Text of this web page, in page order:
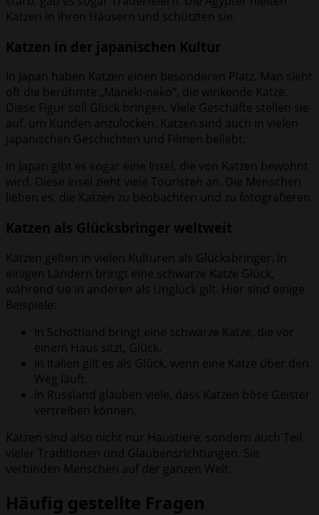
Katzen in ihren Häusern und schützten sie.
Katzen in der japanischen Kultur
In Japan haben Katzen einen besonderen Platz. Man sieht
oft die berühmte „Maneki-neko“, die winkende Katze.
Diese Figur soll Glück bringen. Viele Geschäfte stellen sie
auf, um Kunden anzulocken. Katzen sind auch in vielen
japanischen Geschichten und Filmen beliebt.
In Japan gibt es sogar eine Insel, die von Katzen bewohnt
wird. Diese Insel zieht viele Touristen an. Die Menschen
lieben es, die Katzen zu beobachten und zu fotografieren.
Katzen als Glücksbringer weltweit
Katzen gelten in vielen Kulturen als Glücksbringer. In
einigen Ländern bringt eine schwarze Katze Glück,
während sie in anderen als Unglück gilt. Hier sind einige
Beispiele:
In Schottland bringt eine schwarze Katze, die vor
einem Haus sitzt, Glück.
In Italien gilt es als Glück, wenn eine Katze über den
Weg läuft.
In Russland glauben viele, dass Katzen böse Geister
vertreiben können.
Katzen sind also nicht nur Haustiere, sondern auch Teil
vieler Traditionen und Glaubensrichtungen. Sie
verbinden Menschen auf der ganzen Welt.
Häufig gestellte Fragen